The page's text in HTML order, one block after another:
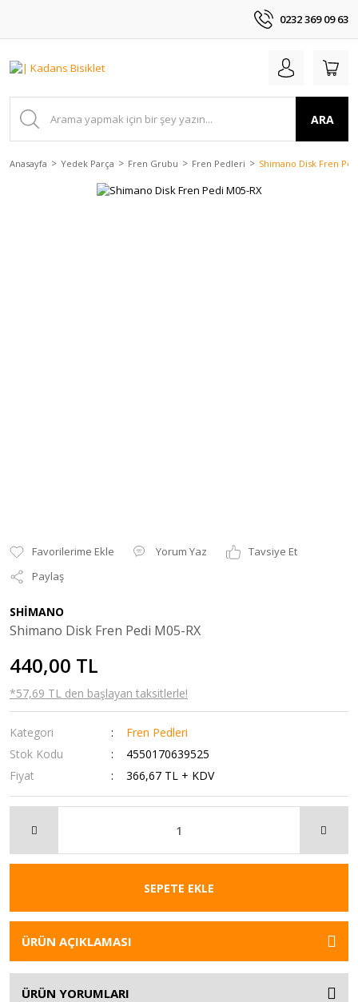
0232 369 09 63
ARA
Anasayfa Yedek Parça Fren Grubu Fren Pedleri Shimano Disk Fren
Yorum Yaz
Tavsiye Et
Paylaş
SHİMANO
Shimano Disk Fren Pedi M05-RX
440,00 TL
*57,69 TL den başlayan taksitlerle!
Kategori
Fren Pedleri
Stok Kodu
4550170639525
Fiyat
366,67 TL + KDV
SEPETE EKLE
ÜRÜN AÇIKLAMASI
ÜRÜN YORUMLARI